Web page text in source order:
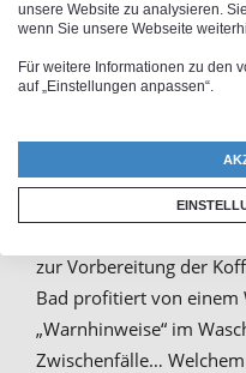
Vereinsfarben: Lasse ein
dem Logo des Vereins.
Waschbeckenstöpsel
bedrucken lässt. Und
Abfluss-Stopfen mit
zur Vorbereitung der
Bad profitiert von einem
„Warnhinweise“ im
Zwischenfälle…
unsere Website zu analysieren.
wenn Sie unsere Webseite
Für weitere Informationen zu den
auf „Einstellungen anpassen“.